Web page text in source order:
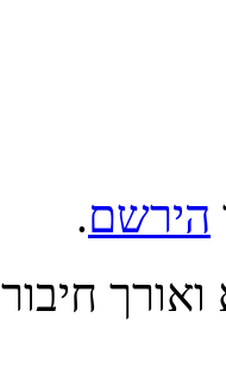
הירשם.
חיבור